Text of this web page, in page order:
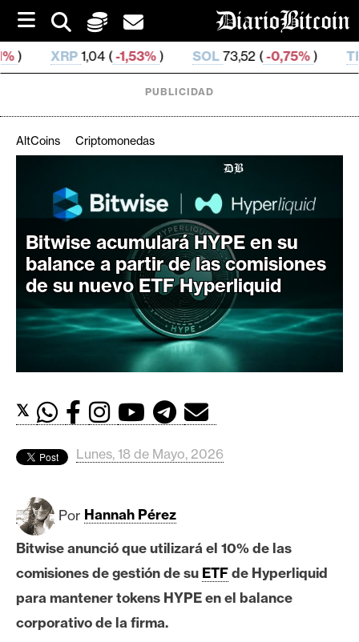
i
p
t
o
(-1,53%) SOL73,52 (-0,75%) TRX0,327 229 ( -
r
i
p
t
o
e
r
o
i
c
o
i
n
PUBLICIDAD
AltCoins Criptomonedas
Bitwise acumulará HYPE en su
balance a partir de las comisiones
de su nuevo ETF Hyperliquid
𝕏
Lunes, 18 de Mayo, 2026
Por Hannah Pérez
Bitwise anunció que utilizará el 10% de las
comisiones de gestión de su ETFde Hyperliquid
para mantener tokens HYPE en el balance
corporativo de la firma.